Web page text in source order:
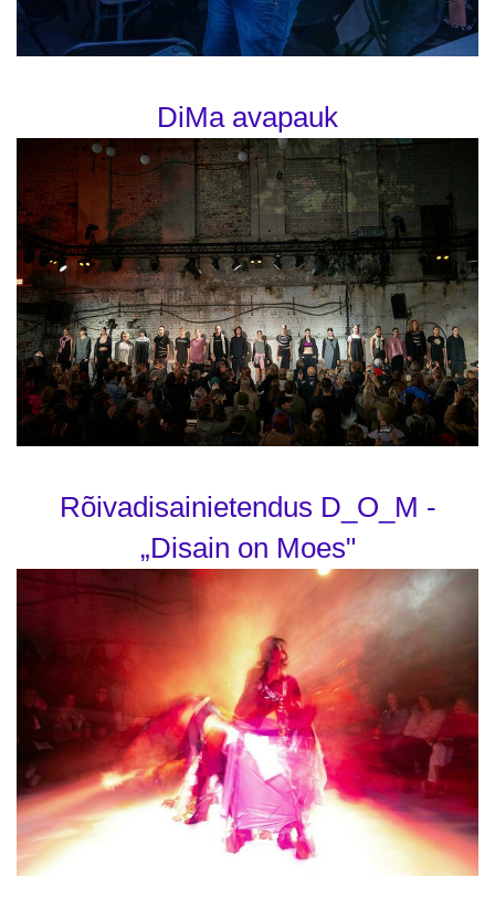
DiMa avapauk
Rõivadisainietendus D_O_M -
„Disain on Moes"